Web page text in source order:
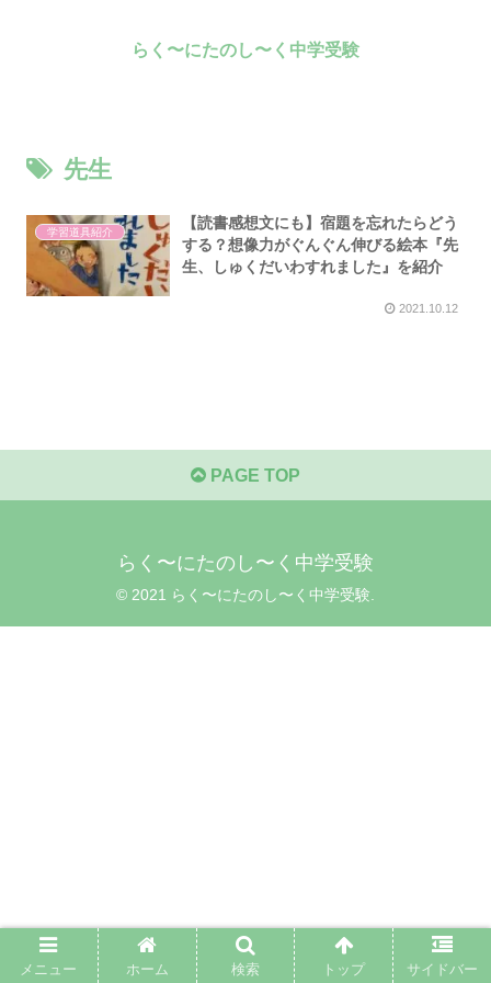
らく〜にたのし〜く中学受験
先生
学習道具紹介
【読書感想文にも】宿題を忘れたらどう
する？想像力がぐんぐん伸びる絵本『先
生、しゅくだいわすれました』を紹介
2021.10.12
PAGE TOP
らく〜にたのし〜く中学受験
© 2021 らく〜にたのし〜く中学受験.
メニュー ホーム 検索 トップ サイドバー